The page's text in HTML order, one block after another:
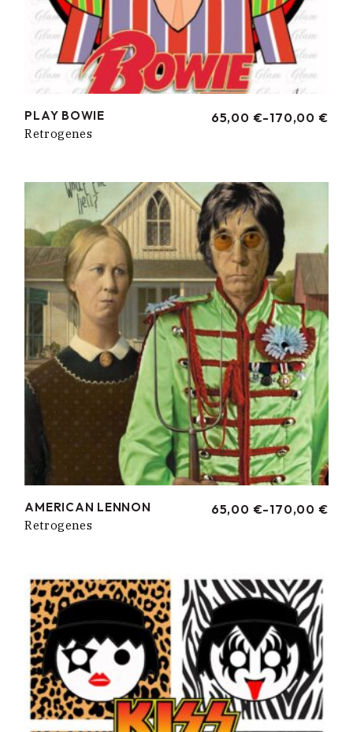
PLAY BOWIE 65,00 €-170,00 €
RANGO
HASTA
170,00 €
Retrogenes
AMERICAN LENNON 65,00 €-170,00 €
RANGO
HASTA
170,00 €
Retrogenes